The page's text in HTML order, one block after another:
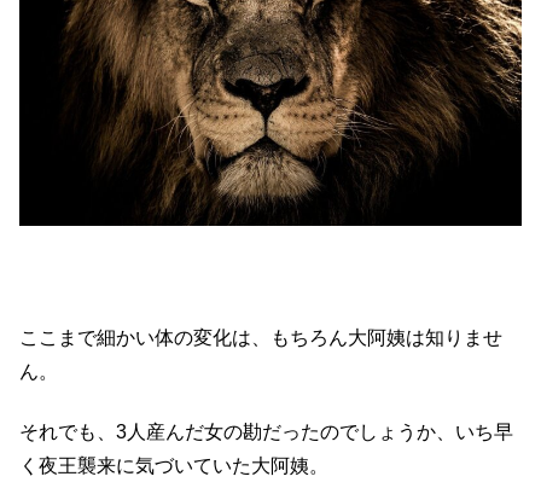
ここまで細かい体の変化は、もちろん大阿姨は知りませ
ん。
それでも、3人産んだ女の勘だったのでしょうか、いち早
く夜王襲来に気づいていた大阿姨。